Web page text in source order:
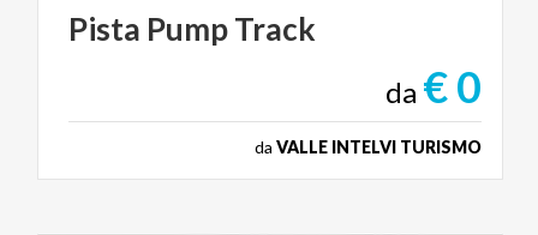
Pista PumpTrack
da € 0
da VALLE INTELVI TURISMO